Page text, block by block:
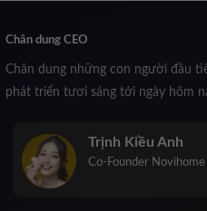
Chân dung CEO
Chân dung những con người đầu
phát triển tươi sáng tới ngày hôm
Trịnh Kiều Anh
Co-Founder Novihome